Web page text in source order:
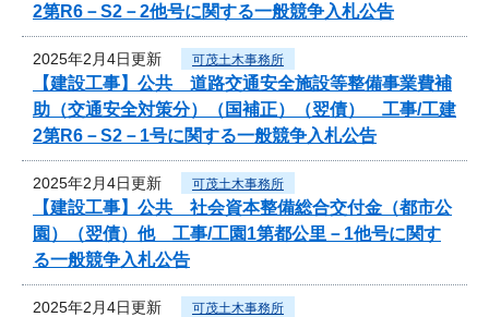
2第R6－S2－2他号に関する一般競争入札公告
2025年2月4日更新 可茂土木事務所
【建設工事】公共 道路交通安全施設等整備事業費補
助（交通安全対策分）（国補正）（翌債） 工事/工建
2第R6－S2－1号に関する一般競争入札公告
2025年2月4日更新 可茂土木事務所
【建設工事】公共 社会資本整備総合交付金（都市公
園）（翌債）他 工事/工園1第都公里－1他号に関す
る一般競争入札公告
2025年2月4日更新 可茂土木事務所